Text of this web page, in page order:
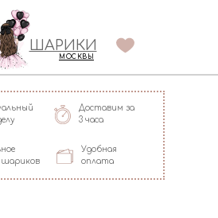
ШАРИКИ
МОСКВЫ
=
шариков
Доставим за
3 часа
долгого полета
Удобная
оплата